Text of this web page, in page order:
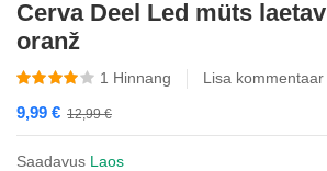
Cerva Deel Led müts laetav
oranž
1 Hinnang Lisa kommentaar
12,99€
9,99 €
Saadavus Laos